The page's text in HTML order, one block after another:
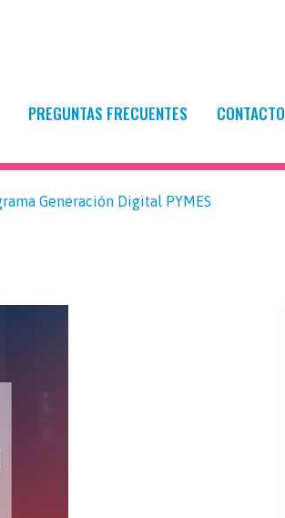
PREGUNTAS FRECUENTES CONTACTO
Generación Digital PYMES